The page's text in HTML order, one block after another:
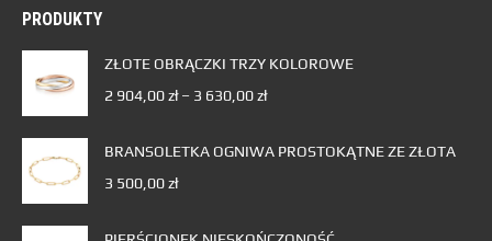
PRODUKTY
ZŁOTE OBRĄCZKI TRZY KOLOROWE
2 904,00zł – 3 630,00zł
BRANSOLETKA OGNIWA PROSTOKĄTNE ZE ZŁOTA
3 500,00zł